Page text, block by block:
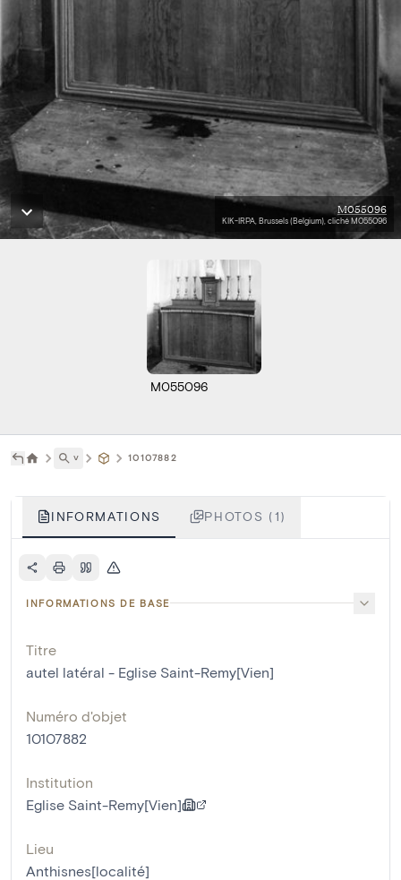
M055096
KIK-IRPA, Brussels (Belgium), cliché M055096
M055096
˅ 10107882
INFORMATIONS PHOTOS (1)
INFORMATIONS DE BASE
Titre
autel latéral - Eglise Saint-Remy[Vien]
Numéro d'objet
10107882
Institution
Eglise Saint-Remy[Vien]
Lieu
Anthisnes[localité]